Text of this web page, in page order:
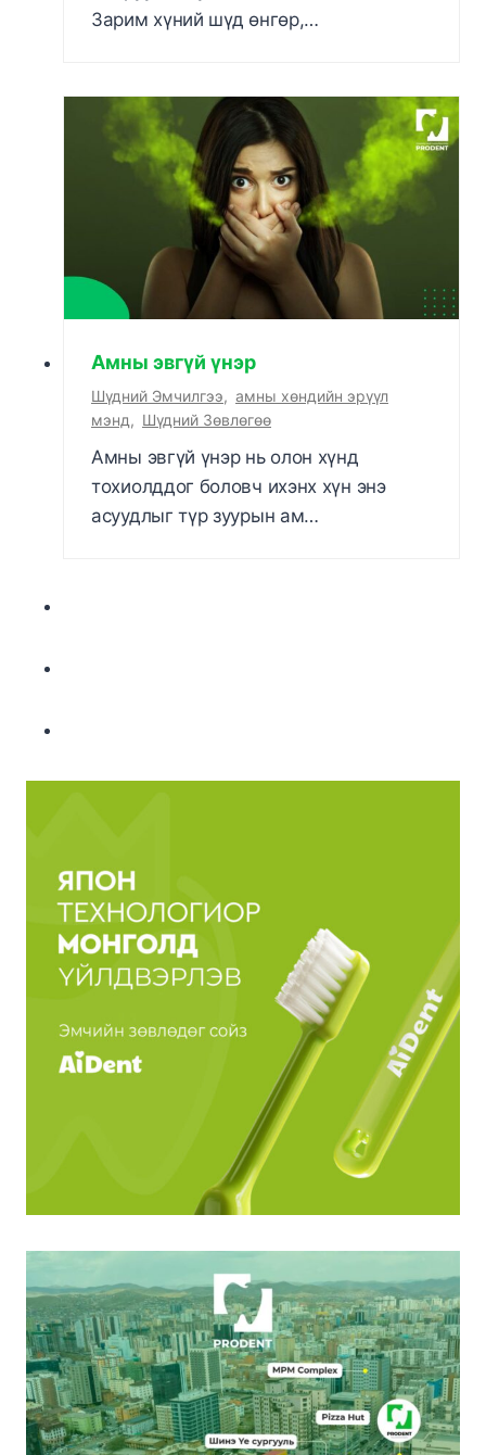
Зарим хүний шүд өнгөр,…
Амны эвгүй үнэр
Шүдний Эмчилгээ, амны хөндийн эрүүл
мэнд, Шүдний Зөвлөгөө
Амны эвгүй үнэр нь олон хүнд
тохиолддог боловч ихэнх хүн энэ
асуудлыг түр зуурын ам…